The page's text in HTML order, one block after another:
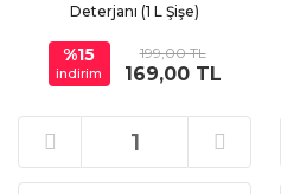
Deterjanı (1 L Şişe)
%15
indirim
199,00 TL
169,00 TL